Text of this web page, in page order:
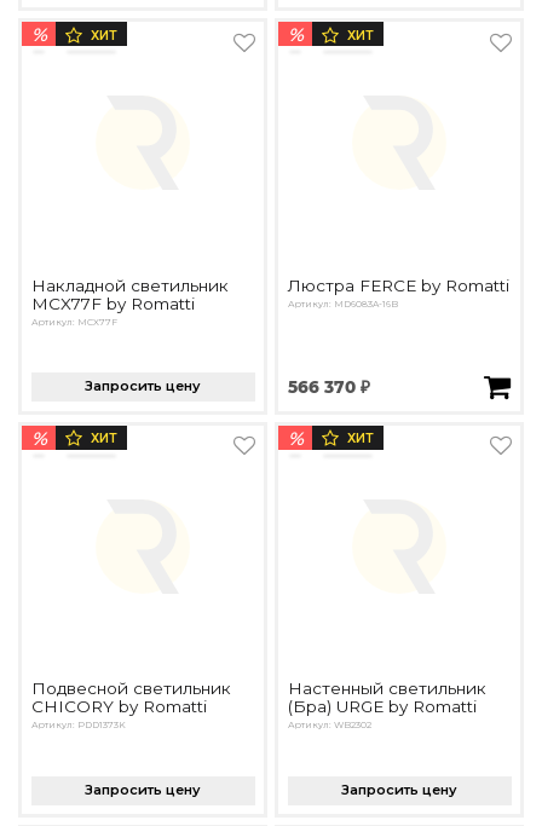
% ХИТ
Накладной светильник
MCX77F by Romatti
Артикул: MCX77F
Запросить цену
% ХИТ
Люстра FERCE by Romatti
Артикул: MD6083A-16B
566 370 ₽
% ХИТ
Подвесной светильник
CHICORY by Romatti
Артикул: PDD1373K
Запросить цену
% ХИТ
Настенный светильник
(Бра) URGE by Romatti
Артикул: WB2302
Запросить цену